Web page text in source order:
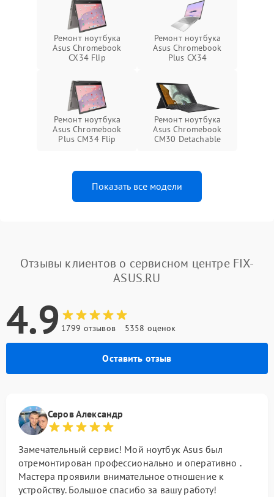
Ремонт ноутбука
Asus Chromebook
CX34 Flip
Ремонт ноутбука
Asus Chromebook
Plus CX34
Ремонт ноутбука
Asus Chromebook
Plus CM34 Flip
Ремонт ноутбука
Asus Chromebook
CM30 Detachable
Показать все модели
Отзывы клиентов о сервисном центре FIX-
ASUS.RU
4.9 1799 отзывов 5358 оценок
Оставить отзыв
Серов Александр
Замечательный сервис! Мой ноутбук Asus был
отремонтирован профессионально и оперативно .
Мастера проявили внимательное отношение к
устройству. Большое спасибо за вашу работу!